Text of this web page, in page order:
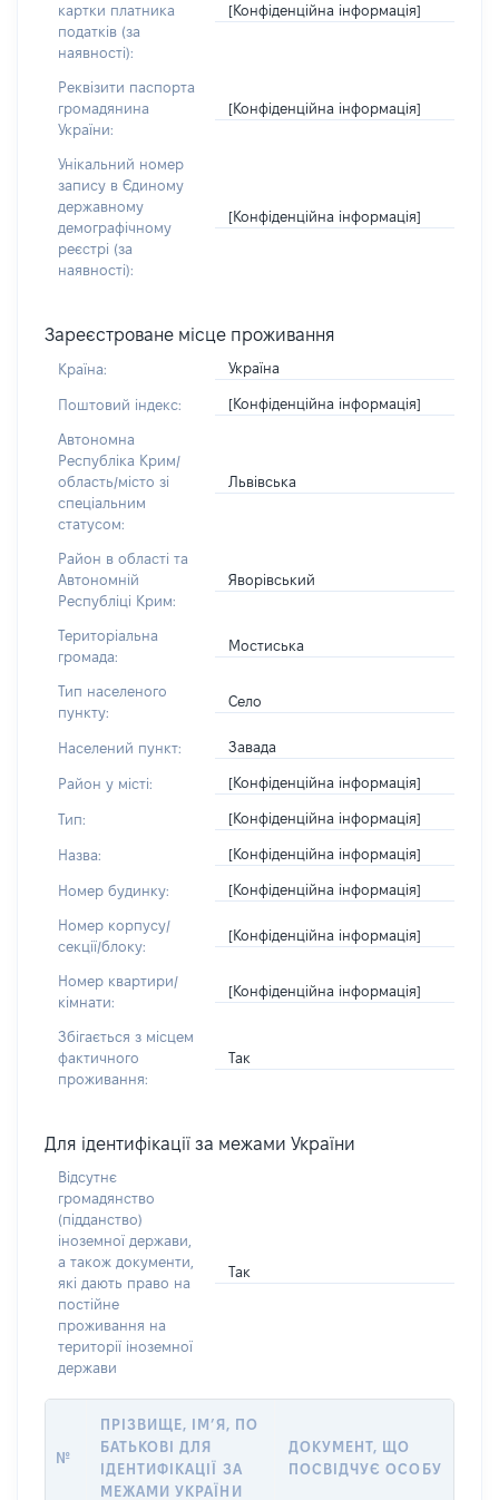
картки платника
податків (за
наявності):
[Конфіденційна інформація]
Реквізити паспорта
громадянина
України:
[Конфіденційна інформація]
Унікальний номер
запису в Єдиному
державному
демографічному
реєстрі (за
наявності):
[Конфіденційна інформація]
Зареєстроване місце проживання
Країна: Україна
Поштовий індекс: [Конфіденційна інформація]
Автономна
Республіка Крим/
область/місто зі
спеціальним
статусом:
Львівська
Район в області та
Автономній
Республіці Крим:
Яворівський
Територіальна
громада:
Мостиська
Тип населеного
пункту:
Село
Населений пункт: Завада
Район у місті: [Конфіденційна інформація]
Тип: [Конфіденційна інформація]
Назва: [Конфіденційна інформація]
Номер будинку: [Конфіденційна інформація]
Номер корпусу/
секції/блоку:
[Конфіденційна інформація]
Номер квартири/
кімнати:
[Конфіденційна інформація]
Збігається з місцем
фактичного
проживання:
Так
Для ідентифікації за межами України
Відсутнє
громадянство
(підданство)
іноземної держави,
а також документи,
які дають право на
постійне
проживання на
території іноземної
держави
Так
№
ПРІЗВИЩЕ, ІМ’Я, ПО
БАТЬКОВІ ДЛЯ
ІДЕНТИФІКАЦІЇ ЗА
МЕЖАМИ УКРАЇНИ
ДОКУМЕНТ, ЩО
ПОСВІДЧУЄ ОСОБУ